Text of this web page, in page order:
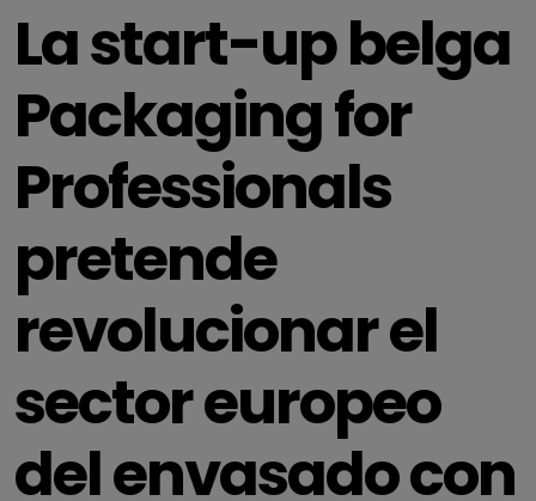
La start-up belga
Packaging for
Professionals
pretende
revolucionar el
sector europeo
del envasado con